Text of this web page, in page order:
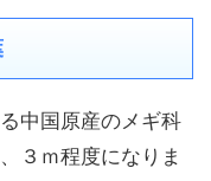
中国原産のメギ科
３ｍ程度になりま